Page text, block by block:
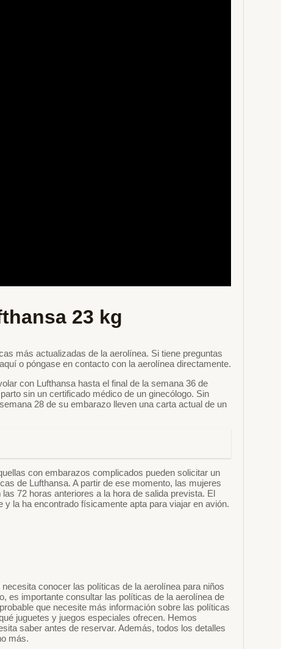
23 kg
más actualizadas de la aerolínea. Si tiene preguntas
o póngase en contacto con la aerolínea directamente.
con Lufthansa hasta el final de la semana 36 de
sin un certificado médico de un ginecólogo. Sin
28 de su embarazo lleven una carta actual de un
con embarazos complicados pueden solicitar un
de Lufthansa. A partir de ese momento, las mujeres
72 horas anteriores a la hora de salida prevista. El
la ha encontrado físicamente apta para viajar en avión.
conocer las políticas de la aerolínea para niños
es importante consultar las políticas de la aerolínea de
que necesite más información sobre las políticas
juguetes y juegos especiales ofrecen. Hemos
saber antes de reservar. Además, todos los detalles
más.